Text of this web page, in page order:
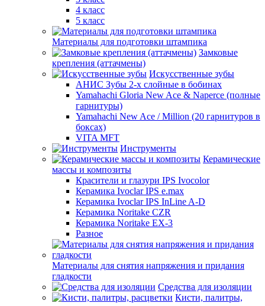
4 класс
5 класс
Материалы для подготовки штампика
Замковые
крепления (аттачмены)
Искусственные зубы
АНИС Зубы 2-х слойные в бобинах
Yamahachi Gloria New Ace & Naperce (полные
гарнитуры)
Yamahachi New Ace / Million (20 гарнитуров в
боксах)
VITA MFT
Инструменты
Керамические
массы и композиты
Красители и глазури IPS Ivocolor
Керамика Ivoclar IPS e.max
Керамика Ivoclar IPS InLine A-D
Керамика Noritake CZR
Керамика Noritake EX-3
Разное
Материалы для снятия напряжения и придания
гладкости
Средства для изоляции
Кисти, палитры,